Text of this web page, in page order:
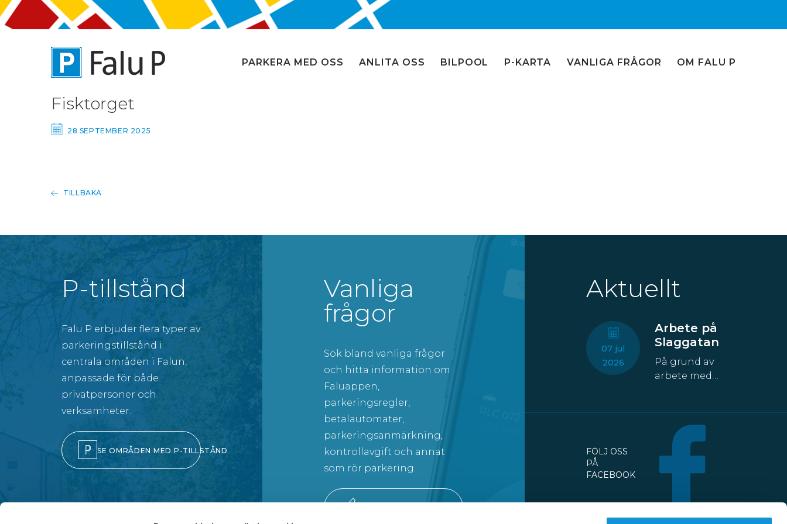
PARKERA MED OSS ANLITA OSS BILPOOL P-KARTA VANLIGA FRÅGOR OM FALU P
Fisktorget
28 SEPTEMBER 2025
TILLBAKA
P-tillstånd
Falu P erbjuder flera typer av
parkeringstillstånd i
centrala områden i Falun,
anpassade för både
privatpersoner och
verksamheter.
SE OMRÅDEN MED P-TILLSTÅND
Vanliga
frågor
Sök bland vanliga frågor
och hitta information om
Faluappen,
parkeringsregler,
betalautomater,
parkeringsanmärkning,
kontrollavgift och annat
som rör parkering.
Aktuellt
07 jul
2026
Arbete på
Slaggatan
På grund av
arbete med
att temporärt
försvinna från
Slaggatan. På
nordöstra
Slaggatan
enligt
FÖLJ OSS
PÅ
FACEBOOK